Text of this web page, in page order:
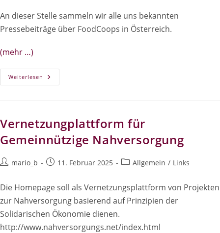
An dieser Stelle sammeln wir alle uns bekannten
Pressebeiträge über FoodCoops in Österreich.
(mehr …)
Weiterlesen Pressespiegel
Vernetzungplattform für
Gemeinnützige Nahversorgung
Beitrags-
mario_b
Beitrag11. Februar 2025
Beitrags-
Allgemein / Links
Die Homepage soll als Vernetzungsplattform von Projekten
zur Nahversorgung basierend auf Prinzipien der
Solidarischen Ökonomie dienen.
http://www.nahversorgungs.net/index.html